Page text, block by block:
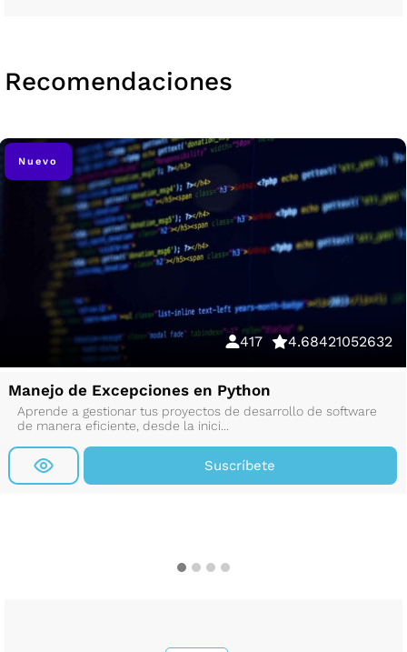
Recomendaciones
Nuevo
417 4.68421052632
Manejo de Excepciones en Python
Aprende a gestionar tus proyectos de desarrollo de software
de manera eficiente, desde la inici...
Suscríbete